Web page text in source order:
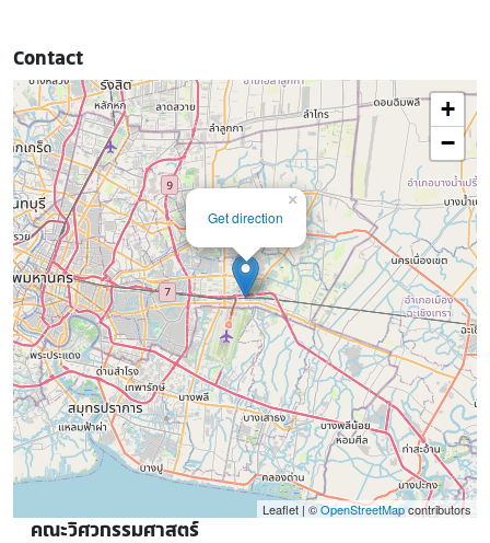
Contact
Get direction
×
+
−
Leaflet | ©OpenStreetMapcontributors
คณะวิศวกรรมศาสตร์